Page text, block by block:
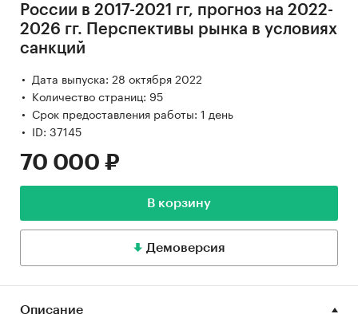
России в 2017-2021 гг, прогноз на 2022-
2026 гг. Перспективы рынка в условиях
санкций
Дата выпуска: 28 октября 2022
Количество страниц: 95
Срок предоставления работы: 1 день
ID: 37145
70 000 ₽
В корзину
Демоверсия
Описание